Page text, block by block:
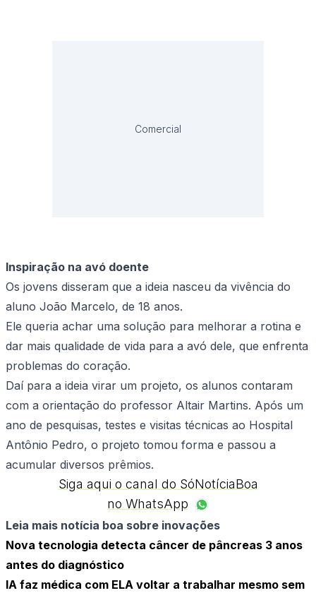
Comercial
Inspiração na avó doente
Os jovens disseram que a ideia nasceu da vivência do
aluno João Marcelo, de 18 anos.
Ele queria achar uma solução para melhorar a rotina e
dar mais qualidade de vida para a avó dele, que enfrenta
problemas do coração.
Daí para a ideia virar um projeto, os alunos contaram
com a orientação do professor Altair Martins. Após um
ano de pesquisas, testes e visitas técnicas ao Hospital
Antônio Pedro, o projeto tomou forma e passou a
acumular diversos prêmios.
Siga aqui o canal do SóNotíciaBoa
no WhatsApp
Leia mais notícia boa sobre inovações
Nova tecnologia detecta câncer de pâncreas 3 anos
antes do diagnóstico
IA faz médica com ELA voltar a trabalhar mesmo sem